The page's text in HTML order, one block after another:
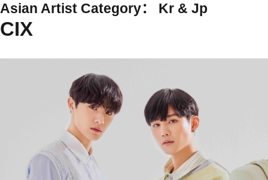
Asian Artist Category： Kr & Jp
CIX